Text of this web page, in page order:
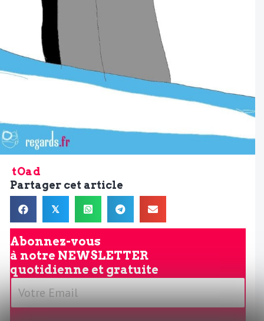
tOad
Partager cet article
𝕏
Abonnez-vous
à notre NEWSLETTER
quotidienne et gratuite
V